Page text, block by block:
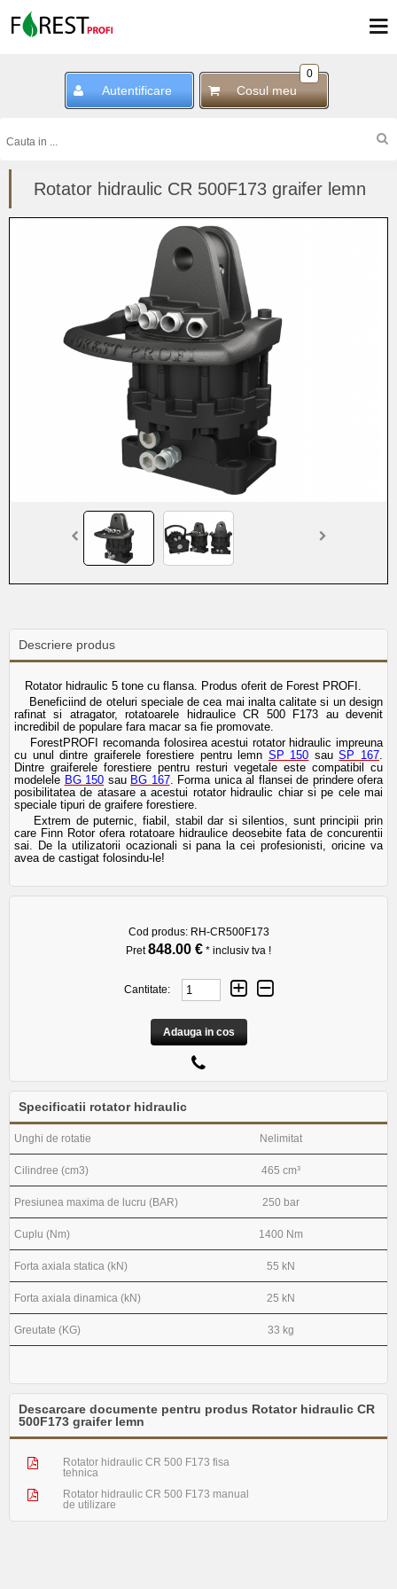
Autentificare
0
Cosul meu
Rotator hidraulic CR 500F173 graifer lemn
Descriere produs
Rotator hidraulic 5 tone cu flansa. Produs oferit de Forest PROFI.
Beneficiind de oteluri speciale de cea mai inalta calitate si un design
rafinat si atragator, rotatoarele hidraulice CR 500 F173 au devenit
incredibil de populare fara macar sa fie promovate.
ForestPROFI recomanda folosirea acestui rotator hidraulic impreuna
cu unul dintre graiferele forestiere pentru lemn SP 150 sauSP 167
Dintre graiferele forestiere pentru resturi vegetale este compatibil cu
modelele BG 150 sau BG 167. Forma unica al flansei de prindere ofera
posibilitatea de atasare a acestui rotator hidraulic chiar si pe cele mai
speciale tipuri de graifere forestiere.
Extrem de puternic, fiabil, stabil dar si silentios, sunt principii prin
care Finn Rotor ofera rotatoare hidraulice deosebite fata de concurentii
sai. De la utilizatorii ocazionali si pana la cei profesionisti, oricine va
avea de castigat folosindu-le!
Cod produs: RH-CR500F173
Pret848.00 € * inclusiv tva !
Cantitate:
Adauga in cos
Specificatii rotator hidraulic
Unghi de rotatie Nelimitat
Cilindree (cm3) 465 cm³
Presiunea maxima de lucru (BAR) 250 bar
Cuplu (Nm) 1400 Nm
Forta axiala statica (kN) 55 kN
Forta axiala dinamica (kN) 25 kN
Greutate (KG) 33 kg
Descarcare documente pentru produs Rotator hidraulic CR
500F173 graifer lemn
Rotator hidraulic CR 500 F173 fisa
tehnica
Rotator hidraulic CR 500 F173 manual
de utilizare